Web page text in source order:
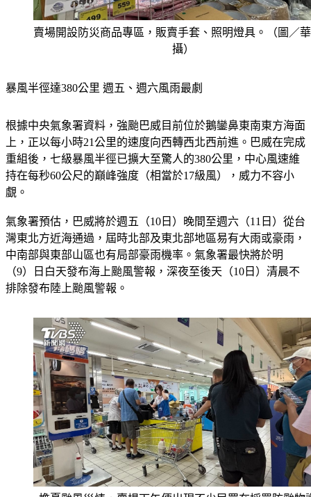
賣場開設防災商品專區，販賣手套、照明燈具。（圖／
根據中央氣象署資料，強颱巴威目前位於鵝鑾鼻東南東方海面
上，正以每小時21公里的速度向西轉西北西前進。巴威在完成
重組後，七級暴風半徑已擴大至驚人的380公里，中心風速維
持在每秒60公尺的巔峰強度（相當於17級風），威力不容小
氣象署預估，巴威將於週五（10日）晚間至週六（11日）從台
灣東北方近海通過，屆時北部及東北部地區易有大雨或豪雨，
中南部與東部山區也有局部豪雨機率。氣象署最快將於明
（9）日白天發布海上颱風警報，深夜至後天（10日）清晨不